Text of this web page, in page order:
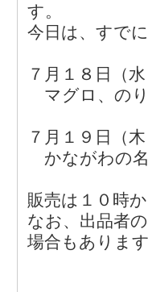
す。
今日は、すで
７月１８日（
マグロ、の
７月１９日（
かながわの名
販売は１０時
なお、出品者
場合もありま